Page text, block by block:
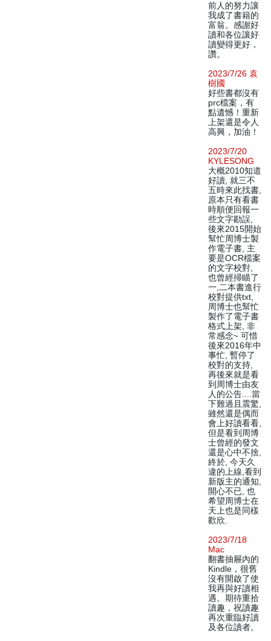
前人的努力讓
我成了書籍的
富翁。感謝好
讀和各位讓好
讀變得更好，
讚。
2023/7/26 袁
樹國
好些書都沒有
prc檔案，有
點遺憾！重新
上架還是令人
高興，加油！
2023/7/20
KYLESONG
大概2010知道
好讀, 就三不
五時來此找書,
原本只有看書
時順便回報一
些文字勘誤,
後來2015開始
幫忙周博士製
作電子書, 主
要是OCR檔案
的文字校對,
也曾經掃瞄了
一,二本書進行
校對提供txt,
周博士也幫忙
製作了電子書
格式上架, 非
常感念~ 可惜
後來2016年中
事忙, 暫停了
校對的支持,
再後來就是看
到周博士由友
人的公告....當
下難過且震驚,
雖然還是偶而
會上好讀看看,
但是看到周博
士曾經的發文
還是心中不捨,
終於, 今天久
違的上線,看到
新版主的通知,
開心不已, 也
希望周博士在
天上也是同樣
歡欣.
2023/7/18
Mac
翻書抽屜內的
Kindle，很舊
沒有開啟了使
我再與好讀相
遇。期待重拾
讀趣，祝讀趣
再次重臨好讀
及各位讀者。